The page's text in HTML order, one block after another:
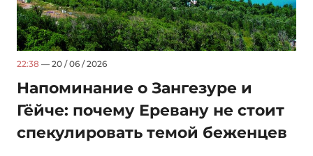
22:38 — 20 / 06 / 2026
Напоминание о Зангезуре и
Гёйче: почему Еревану не стоит
спекулировать темой беженцев